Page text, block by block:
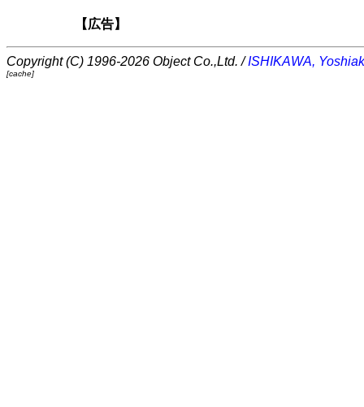
【広告】
Copyright (C) 1996-2026 Object Co.,Ltd. /ISHIKAWA,
[cache]